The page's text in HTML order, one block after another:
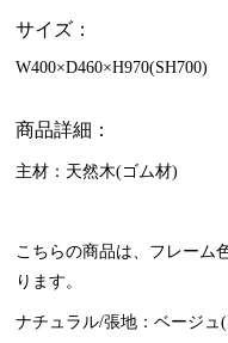
サイズ：
W400×D460×H970(SH700)
商品詳細：
主材：天然木(ゴム材)
こちらの商品は、フレーム
ります。
ナチュラル/張地：ベージュ